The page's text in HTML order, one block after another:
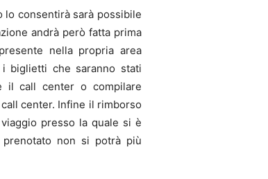
lo consentirà sarà possibile
andrà però fatta prima
nella propria area
biglietti che saranno stati
il call center o compilare
center. Infine il rimborso
presso la quale si è
non si potrà più